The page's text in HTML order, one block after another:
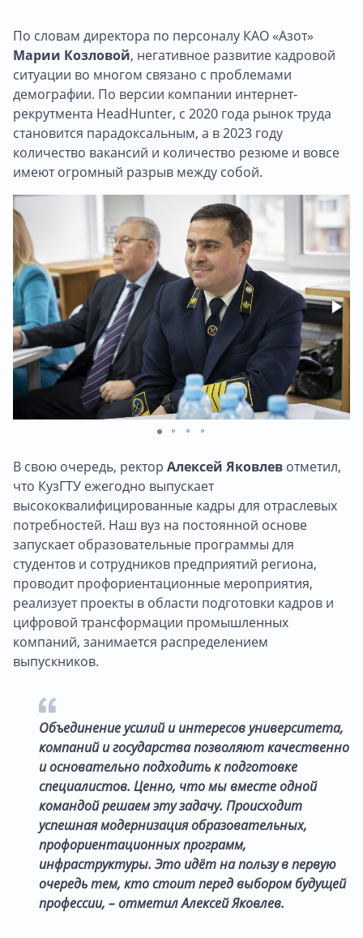
По словам директора по персоналу КАО «Азот»
Марии Козловой, негативное развитие кадровой
ситуации во многом связано с проблемами
демографии. По версии компании интернет-
рекрутмента HeadHunter, с 2020 года рынок труда
становится парадоксальным, а в 2023 году
количество вакансий и количество резюме и вовсе
имеют огромный разрыв между собой.
В свою очередь, ректор Алексей Яковлев отметил,
что КузГТУ ежегодно выпускает
высококвалифицированные кадры для отраслевых
потребностей. Наш вуз на постоянной основе
запускает образовательные программы для
студентов и сотрудников предприятий региона,
проводит профориентационные мероприятия,
реализует проекты в области подготовки кадров и
цифровой трансформации промышленных
компаний, занимается распределением
выпускников.
Объединение усилий и интересов университета,
компаний и государства позволяют качественно
и основательно подходить к подготовке
специалистов. Ценно, что мы вместе одной
командой решаем эту задачу. Происходит
успешная модернизация образовательных,
профориентационных программ,
инфраструктуры. Это идёт на пользу в первую
очередь тем, кто стоит перед выбором будущей
профессии, – отметил Алексей Яковлев.